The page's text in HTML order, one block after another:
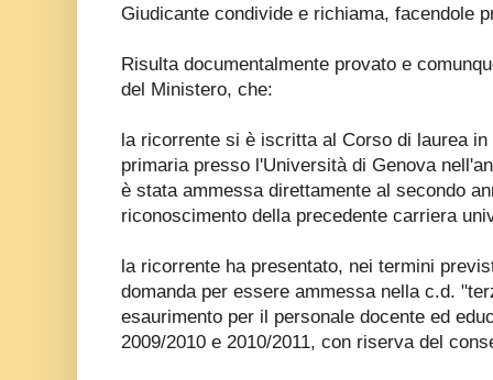
Giudicante condivide e richiama, facendole
Risulta documentalmente provato e
del Ministero, che:
la ricorrente si è iscritta al Corso di laurea
primaria presso l'Università di Genova
è stata ammessa direttamente al secondo
riconoscimento della precedente carriera
la ricorrente ha presentato, nei termini
domanda per essere ammessa nella c.d.
esaurimento per il personale docente ed
2009/2010 e 2010/2011, con riserva del